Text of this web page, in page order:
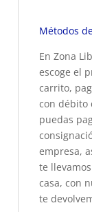
Métodos
En Zona
escoge el
carrito,
con débito
puedas
empresa,
te
casa, con
te